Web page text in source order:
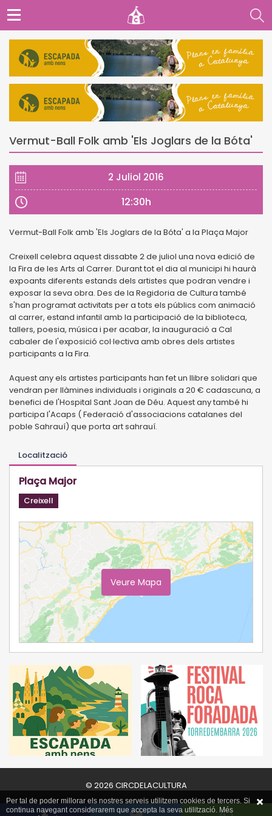
Vermut-Ball Folk amb 'Els Joglars de la Bóta'
2 Juliol 2016
12:30h
Vermut-Ball Folk amb 'Els Joglars de la Bóta' a la Plaça Major
Creixell celebra aquest dissabte 2 de juliol una nova edició de
la Fira de les Arts al Carrer. Durant tot el dia al municipi hi haurà
expoants diferents estands dels artistes que podran vendre i
exposar la seva obra. Des de la Regidoria de Cultura també
s'han programat activitats per a tots els públics com animació
al carrer, estand infantil amb la participació de la biblioteca,
tallers, poesia, música i per acabar, la inauguració a Cal
cabaler de l'exposició col·lectiva amb obres dels artistes
participants a la Fira.
Aquest any els artistes participants han fet un llibre solidari que
vendran per llàmines individuals i originals a 20 € cadascuna, a
benefici de l'Hospital Sant Joan de Déu. Aquest any també hi
participa l'Acaps ( Federació d'associacions catalanes del
poble Sahrauí) que porta art sahrauí.
Localització
Plaça Major
Creixell
Veure Mapa
© 2026 CIRCDELACULTURA
Per tal de poder millorar els nostres serveis utilitzem cookies de tercers. Si
continua navegant considerarem que accepta la seva utilització. Més